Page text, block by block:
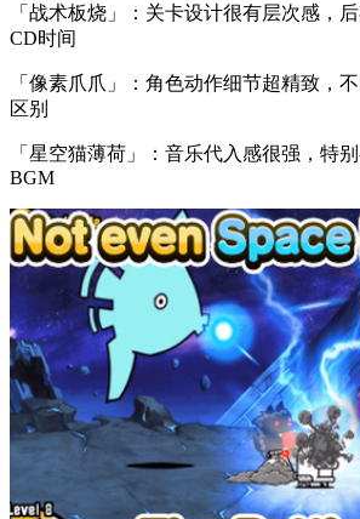
「战术板烧」：关卡设计很有层次感，
CD时间
「像素爪爪」：角色动作细节超精致，
区别
「星空猫薄荷」：音乐代入感很强，特
BGM